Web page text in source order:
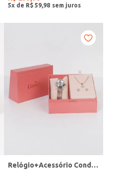
5x de R$ 59 98
Relógio+Acessório Condor Feminino ROSE